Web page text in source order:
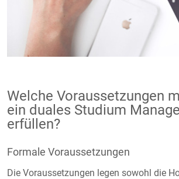
Welche Voraussetzungen
ein duales Studium
erfüllen?
Formale Voraussetzungen
Die Voraussetzungen legen sowohl die